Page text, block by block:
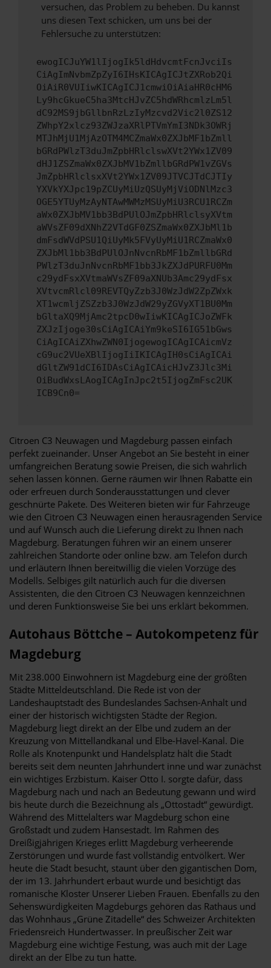
versuchen, das Problem zu beheben. Du kannst
uns diesen Text schicken, um uns bei der
Fehlersuche zu unterstützen:
ewogICJuYW1lIjogIk5ldHdvcmtFcnJvciIs
CiAgImNvbmZpZyI6IHsKICAgICJtZXRob2Qi
OiAiR0VUIiwKICAgICJ1cmwiOiAiaHR0cHM6
Ly9hcGkueC5ha3MtcHJvZC5hdWRhcmlzLm5l
dC92MS9jbGllbnRzLzIyMzcvd2Vic2l0ZS12
ZWhpY2xlcz93ZWJzaXRlPTVmYmI3NDk3OWRj
MTJhMjU1MjAzOTM4MCZmaWx0ZXJbMF1bZmll
bGRdPWlzT3duJmZpbHRlclswXVt2YWx1ZV09
dHJ1ZSZmaWx0ZXJbMV1bZmllbGRdPW1vZGVs
JmZpbHRlclsxXVt2YWx1ZV09JTVCJTdCJTIy
YXVkYXJpc19pZCUyMiUzQSUyMjViODNlMzc3
OGE5YTUyMzAyNTAwMWMzMSUyMiU3RCU1RCZm
aWx0ZXJbMV1bb3BdPUlOJmZpbHRlclsyXVtm
aWVsZF09dXNhZ2VTdGF0ZSZmaWx0ZXJbMl1b
dmFsdWVdPSU1QiUyMk5FVyUyMiU1RCZmaWx0
ZXJbMl1bb3BdPUlOJnNvcnRbMF1bZmllbGRd
PWlzT3duJnNvcnRbMF1bb3JkZXJdPURFU0Mm
c29ydFsxXVtmaWVsZF09aXNUb3Amc29ydFsx
XVtvcmRlcl09REVTQyZzb3J0WzJdW2ZpZWxk
XT1wcmljZSZzb3J0WzJdW29yZGVyXT1BU0Mm
bGltaXQ9MjAmc2tpcD0wIiwKICAgICJoZWFk
ZXJzIjoge30sCiAgICAiYm9keSI6IG51bGws
CiAgICAiZXhwZWN0IjogewogICAgICAicmVz
cG9uc2VUeXBlIjogIiIKICAgIH0sCiAgICAi
dGltZW91dCI6IDAsCiAgICAicHJvZ3Jlc3Mi
OiBudWxsLAogICAgInJpc2t5IjogZmFsc2UK
ICB9Cn0=
Citroen C3 Neuwagen und Magdeburg passen einfach
perfekt zueinander. Unser Angebot an Sie besteht in einer
umfangreichen Beratung sowie Preisen, die sich wahrlich
sehen lassen können. Gerne räumen wir Ihnen Rabatte ein
oder erfreuen durch Sonderausstattungen und clever
geschnürte Pakete. Des Weiteren bieten wir für Fahrzeuge
wie den Citroen C3 Neuwagen einen herausragenden Service
und auf Wunsch auch die Lieferung direkt zu Ihnen nach
Magdeburg. Beratungen führen wir an einem unserer
zahlreichen Standorte oder online bzw. am Telefon durch
und erläutern Ihnen bereitwillig die vielen Vorzüge des
Modells. Selbiges gilt natürlich auch für die diversen
Assistenten, die den Citroen C3 Neuwagen kennzeichnen
und deren Funktionsweise Sie bei uns erklärt bekommen.
Autohaus Böttche – Autokompetenz für
Magdeburg
Mit 238.000 Einwohnern ist Magdeburg eine der größten
Städte Mitteldeutschland. Die Rede ist von der
Landeshauptstadt des Bundeslandes Sachsen-Anhalt und
einer der historisch wichtigsten Städte der Region.
Magdeburg liegt direkt an der Elbe und zudem an der
Kreuzung von Mittellandkanal und Elbe-Havel-Kanal. Die
Rolle als Knotenpunkt und Handelsplatz hält die Stadt
bereits seit dem neunten Jahrhundert inne und war zunächst
ein wichtiges Erzbistum. Kaiser Otto I. sorgte dafür, dass
Magdeburg nach und nach an Bedeutung gewann und wird
bis heute durch die Bezeichnung als „Ottostadt“ gewürdigt.
Während des Mittelalters war Magdeburg schon eine
Großstadt und zudem Hansestadt. Im Rahmen des
Dreißigjährigen Krieges erlitt Magdeburg verheerende
Zerstörungen und wurde fast vollständig entvölkert. Wer
heute die Stadt besucht, staunt über den gigantischen Dom,
der im 13. Jahrhundert erbaut wurde und besichtigt das
romanische Kloster Unserer Lieben Frauen. Ebenfalls zu den
Sehenswürdigkeiten Magdeburgs gehören das Rathaus und
das Wohnhaus „Grüne Zitadelle“ des Schweizer Architekten
Friedensreich Hundertwasser. In preußischer Zeit war
Magdeburg eine wichtige Festung, was auch mit der Lage
direkt an der Elbe zu tun hatte.